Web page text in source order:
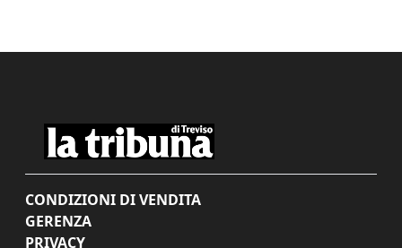
CONDIZIONI DI VENDITA
GERENZA
PRIVACY